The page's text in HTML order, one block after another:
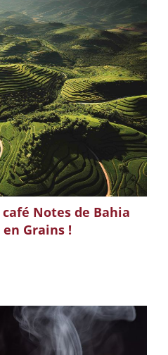
Notes de Bahia
Grains !